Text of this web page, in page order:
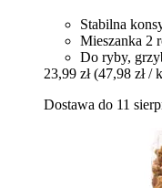
Stabilna
Mieszanka 2
Do ryby,
23,99 zł (47,98 zł /
Dostawa do 11